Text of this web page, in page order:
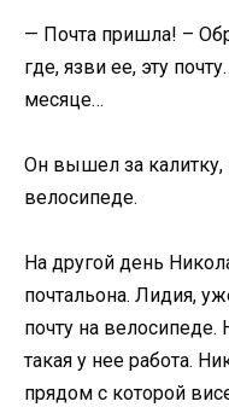
— Почта пришла! –
где, язви ее, эту
месяце…
Он вышел за калитку,
велосипеде.
На другой день
почтальона. Лидия,
почту на
такая у нее работа.
прядом с которой